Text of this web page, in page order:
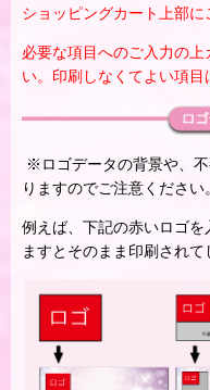
ショッピングカート上部に
必要な項目へのご入力の
い。印刷しなくてよい項目
※ロゴデータの背景や、
りますのでご注意ください。
例えば、下記の赤いロゴ
ますとそのまま印刷されて